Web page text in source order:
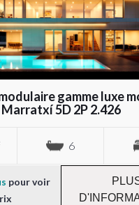
gamme luxe
Marratxí 5D 2P 2.426
6
pour voir